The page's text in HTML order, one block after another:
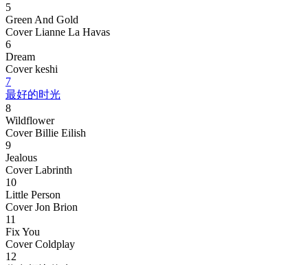
5
Green And Gold
Cover Lianne La Havas
6
Dream
Cover keshi
7
最好的时光
8
Wildflower
Cover Billie Eilish
9
Jealous
Cover Labrinth
10
Little Person
Cover Jon Brion
11
Fix You
Cover Coldplay
12